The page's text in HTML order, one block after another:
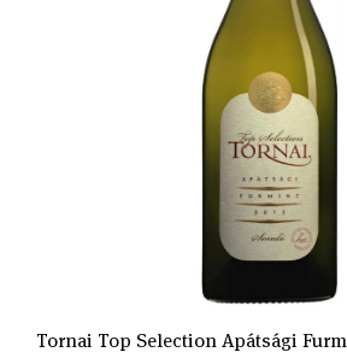
Tornai Top Selection Apátsági